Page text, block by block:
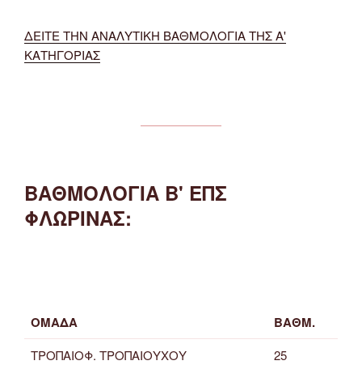
ΔΕΙΤΕ ΤΗΝ ΑΝΑΛΥΤΙΚΗ ΒΑΘΜΟΛΟΓΙΑ ΤΗΣ Α'
ΚΑΤΗΓΟΡΙΑΣ
ΒΑΘΜΟΛΟΓΙΑ Β' ΕΠΣ
ΦΛΩΡΙΝΑΣ:
ΟΜΑΔΑ ΒΑΘΜ.
ΤΡΟΠΑΙΟΦ. ΤΡΟΠΑΙΟΥΧΟΥ
25